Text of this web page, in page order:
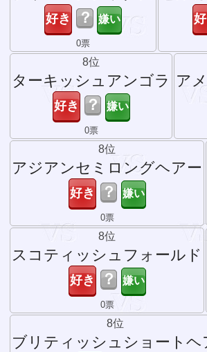
？
0票
8位
ターキッシュアンゴラ
？
0票
ア
8位
アジアンセミロングヘアー
？
0票
8位
スコティッシュフォールド
？
0票
8位
ブリティッシュショートヘ